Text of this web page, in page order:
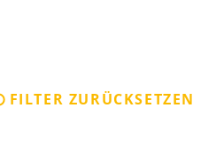
FILTER ZURÜCKSETZEN